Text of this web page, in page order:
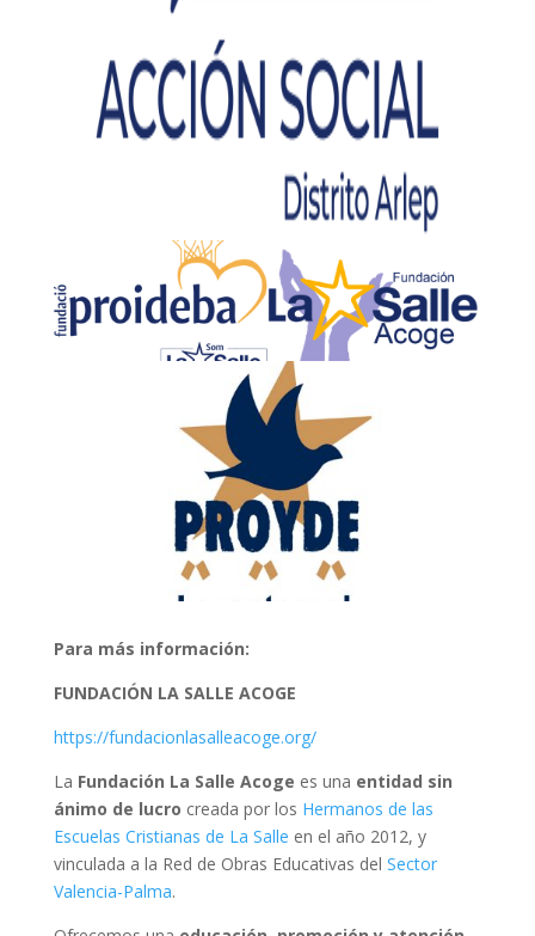
Para más información:
FUNDACIÓN LA SALLE ACOGE
https://fundacionlasalleacoge.org/
La Fundación La Salle Acoge es una entidad sin
ánimo de lucro creada por los Hermanos de las
Escuelas Cristianas de La Salle en el año 2012, y
vinculada a la Red de Obras Educativas del Sector
Valencia-Palma.